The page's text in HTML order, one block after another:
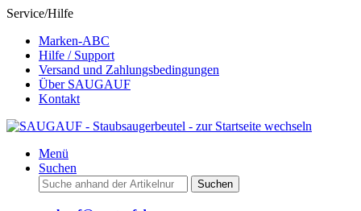
Service/Hilfe
Marken-ABC
Hilfe / Support
Versand und Zahlungsbedingungen
Über SAUGAUF
Kontakt
Menü
Suchen
Suchen